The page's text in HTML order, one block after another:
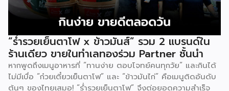
Store) สำหรับผู้มีกรรมสิทธิ์ในที่ดินหรืออาคาร เงินลงทุน 4-6
ล้านบาท (รวมค่าก่อสร้าง) การันตีรายได้ 150,000 บาท/เดือน
ในช่วง 2 ปีแรก ออกแบบร้านใหม่ในพื้นที่ของคุณ สร้างรายได้
มั่นคง ขยายธุรกิจ พร้อมโอกาสเติบโตไปด้วยกัน FC2 บริหาร
ร้านเดิม (Existing Store) […]
“ร่ำรวยเย็นตาโฟ x ข้าวมันส์” รวม 2 แบรนด์ใน
ร้านเดียว ขายในทำเลทองร่วม Partner ชั้นนำ
หากพูดถึงเมนูอาหารที่ “ทานง่าย ตอบโจทย์คนทุกวัย” และกินได้
ไม่มีเบื่อ “ก๋วยเตี๋ยวเย็นตาโฟ” และ “ข้าวมันไก่” คือเมนูติดอันดับ
ต้นๆ ของไทยเสมอ! “ร่ำรวยเย็นตาโฟ” จึงต่อยอดความสำเร็จ